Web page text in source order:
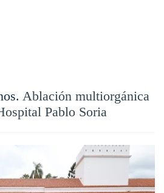
Ablación multiorgánica
Pablo Soria